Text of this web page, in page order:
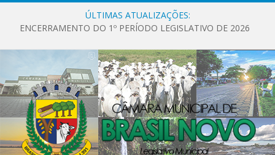
ÚLTIMAS ATUALIZAÇÕES:
ENCERRAMENTO DO 1º PERÍODO LEGISLATIVO DE 2026